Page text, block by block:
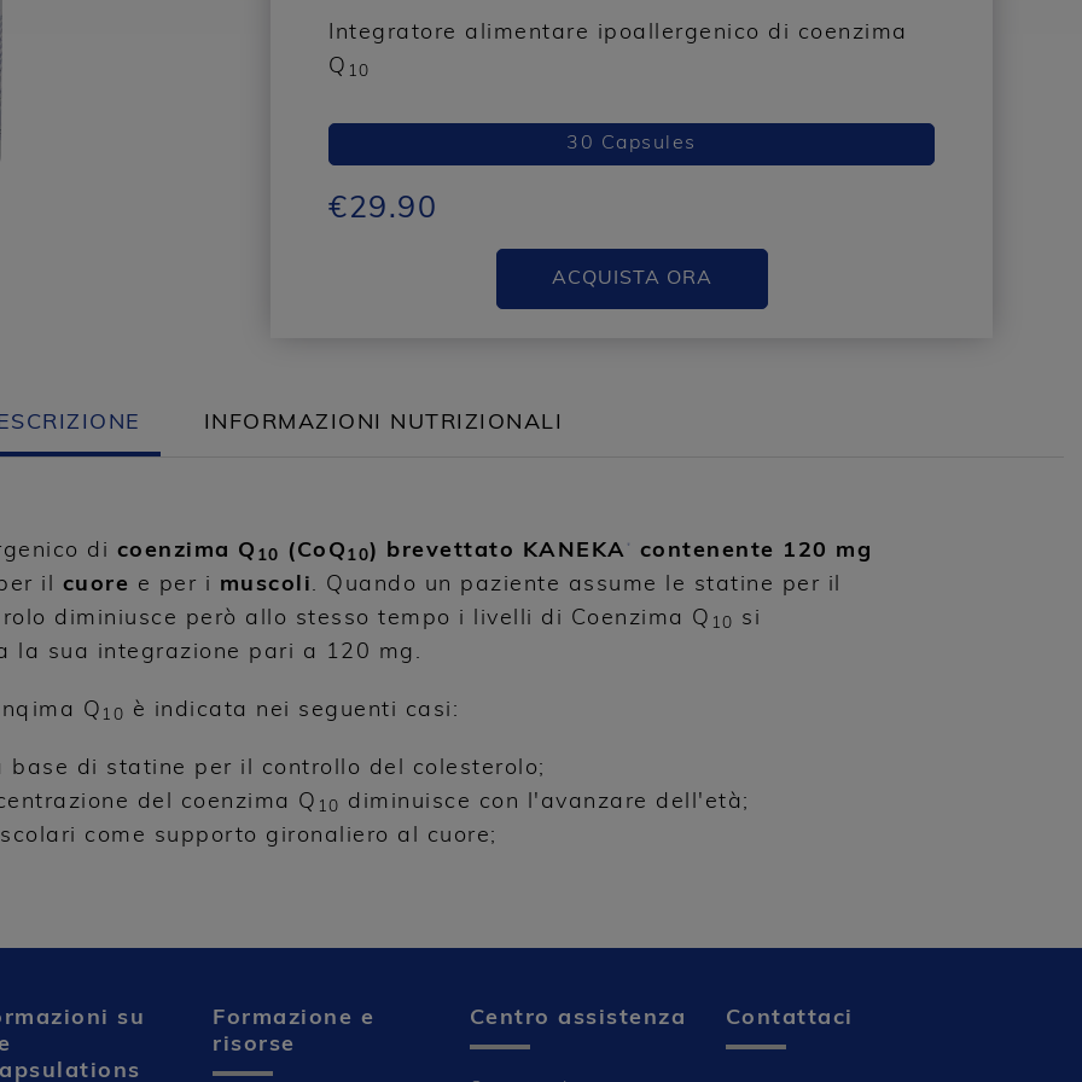
Integratore alimentare ipoallergenico di coenzima
Q 10
30 Capsules
€29.90
ACQUISTA ORA
INFORMAZIONI NUTRIZIONALI
di coenzima Q 10 (CoQ 10) brevettato KANEKA ®
contenente 120 mg
il cuore e per i muscoli. Quando un paziente assume le statine per il
diminiusce però allo stesso tempo i livelli di Coenzima Q 10
si
la sua integrazione pari a 120 mg.
Q 10 è indicata nei seguenti casi:
base di statine per il controllo del colesterolo;
del coenzima Q 10
diminuisce con l'avanzare dell'età;
come supporto gironaliero al cuore;
su
Formazione e
risorse
Centro assistenza Contattaci